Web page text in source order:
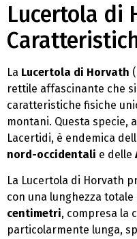
Lucertola di
La Lucertola di Horvath
rettile affascinante che
caratteristiche fisiche
montani. Questa specie,
Lacertidi, è endemica
nord-occidentali e delle
La Lucertola di Horvath
con una lunghezza
centimetri, compresa la
particolarmente lunga,